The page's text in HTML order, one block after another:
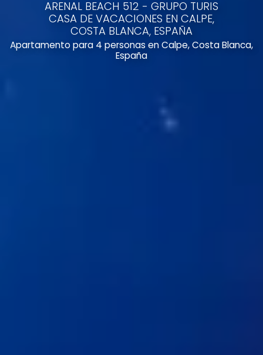
ARENAL BEACH 512 - GRUPO TURIS
CASA DE VACACIONES EN CALPE,
COSTA BLANCA, ESPAÑA
Apartamento para 4 personas en Calpe, Costa Blanca,
España